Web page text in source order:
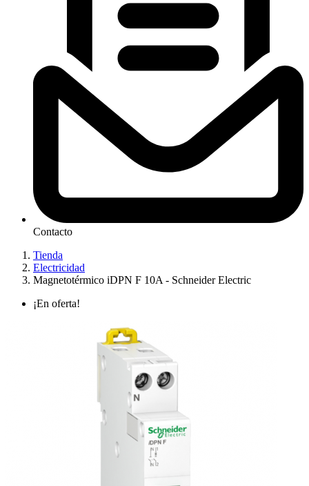
Contacto
Tienda
Electricidad
Magnetotérmico iDPN F 10A - Schneider Electric
¡En oferta!